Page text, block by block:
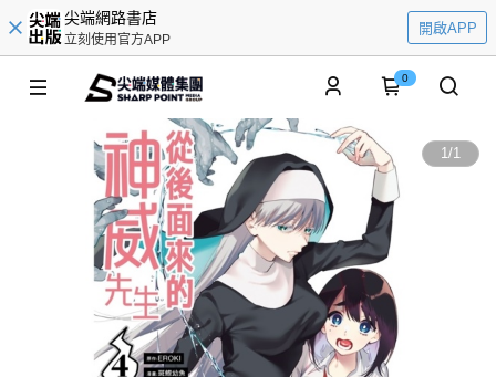
尖端網路書店
立刻使用官方APP
開啟APP
0
1/1